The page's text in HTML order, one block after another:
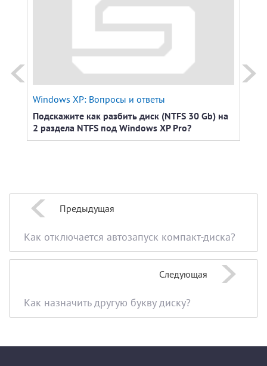
Windows XP: Вопросы и ответы
Подскажите как разбить диск (NTFS 30 Gb) на
2 раздела NTFS под Windows XP Pro?
Предыдущая
Как отключается автозапуск компакт-диска?
Следующая
Как назначить другую букву диску?